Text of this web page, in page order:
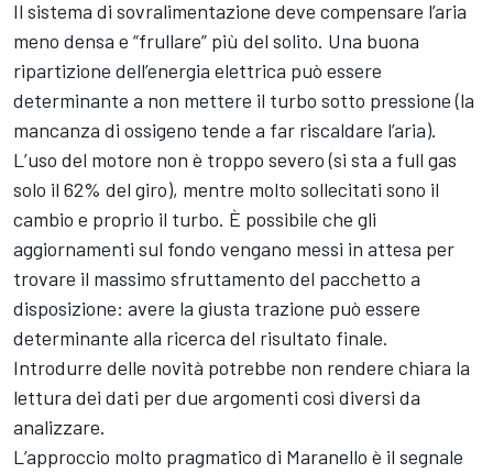
Il sistema di sovralimentazione deve compensare l’aria
meno densa e “frullare” più del solito. Una buona
ripartizione dell’energia elettrica può essere
determinante a non mettere il turbo sotto pressione (la
mancanza di ossigeno tende a far riscaldare l’aria).
L’uso del motore non è troppo severo (si sta a full gas
solo il 62% del giro), mentre molto sollecitati sono il
cambio e proprio il turbo. È possibile che gli
aggiornamenti sul fondo vengano messi in attesa per
trovare il massimo sfruttamento del pacchetto a
disposizione: avere la giusta trazione può essere
determinante alla ricerca del risultato finale.
Introdurre delle novità potrebbe non rendere chiara la
lettura dei dati per due argomenti così diversi da
analizzare.
L’approccio molto pragmatico di Maranello è il segnale